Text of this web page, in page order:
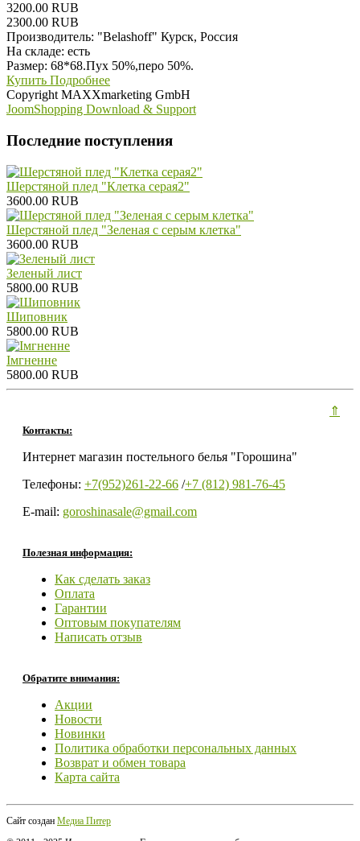
3200.00 RUB
2300.00 RUB
Производитель: "Belashoff" Курск, Россия
На складе: есть
Размер: 68*68.Пух 50%,перо 50%.
Купить Подробнее
Copyright MAXXmarketing GmbH
JoomShopping Download & Support
Последние поступления
Шерстяной плед "Клетка серая2"
3600.00 RUB
Шерстяной плед "Зеленая с серым клетка"
3600.00 RUB
Зеленый лист
5800.00 RUB
Шиповник
5800.00 RUB
Iмгненне
5800.00 RUB
Контакты:
Интернет магазин постельного белья "Горошина"
Телефоны: +7(952)261-22-66 /+7 (812) 981-76-45
E-mail: goroshinasale@gmail.com
Полезная информация:
Как сделать заказ
Оплата
Гарантии
Оптовым покупателям
Написать отзыв
Обратите внимания:
Акции
Новости
Новинки
Политика обработки персональных данных
Возврат и обмен товара
Карта сайта
Сайт создан Медиа Питер
⇑